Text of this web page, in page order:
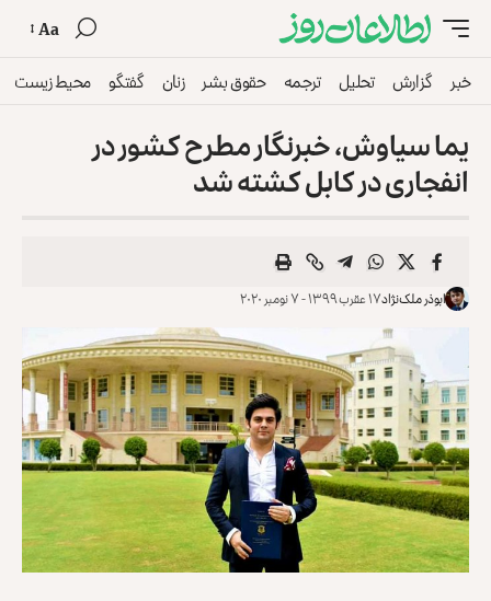
Aa
خبر گزارش تحلیل ترجمه حقوق بشر زنان گفتگو محیط زیست
یما سیاوش، خبرنگار مطرح کشور در
انفجاری در کابل کشته شد
ابوذر ملک‌نژاد۱۷ عقرب ۱۳۹۹ - ۷ نومبر ۲۰۲۰